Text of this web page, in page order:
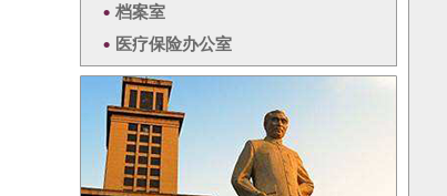
• 档案室
• 医疗保险办公室